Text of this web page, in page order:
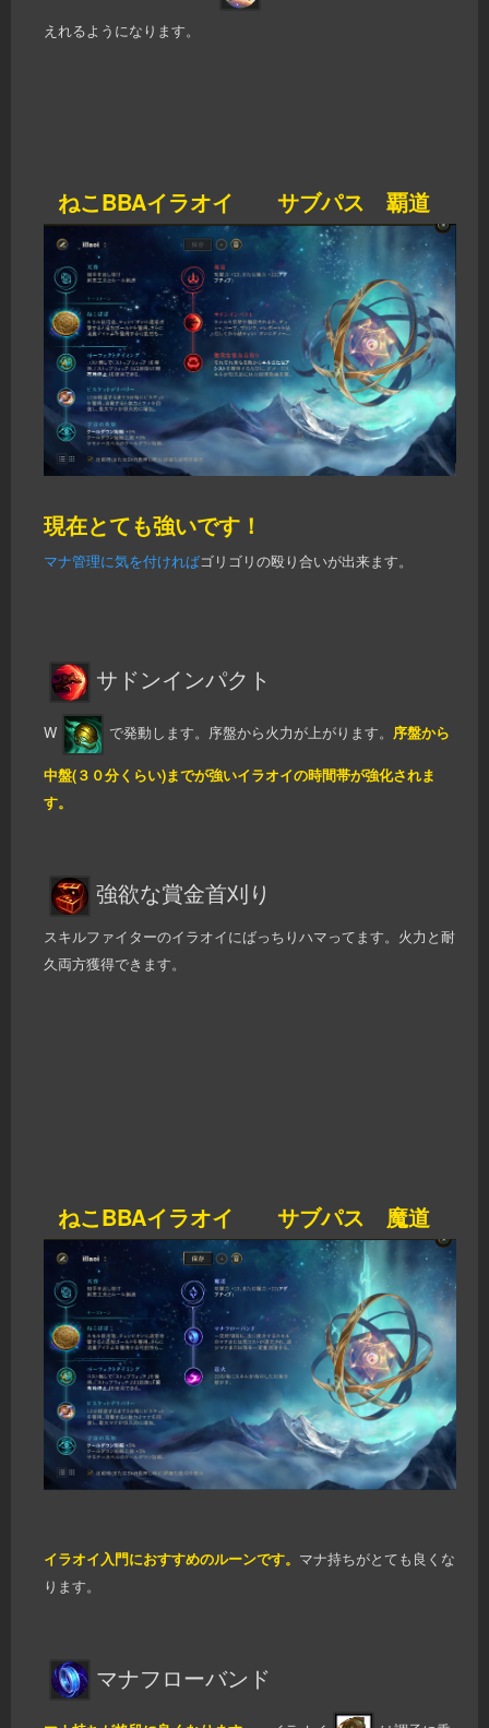
えれるようになります。
ねこBBAイラオイ サブパス 覇道
現在とても強いです！
マナ管理に気を付ければゴリゴリの殴り合いが出来ます。
サドンインパクト
W で発動します。序盤から火力が上がります。 序盤から
中盤(３０分くらい)までが強いイラオイの時間帯が強化されま
す。
強欲な賞金首刈り
スキルファイターのイラオイにばっちりハマってます。火力と耐
久両方獲得できます。
ねこBBAイラオイ サブパス 魔道
イラオイ入門におすすめのルーンです。 マナ持ちがとても良くな
ります。
マナフローバンド